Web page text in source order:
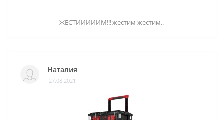
ЖЕСТИИИИИМ!!! жестим жестим..
Наталия
27.08.2021